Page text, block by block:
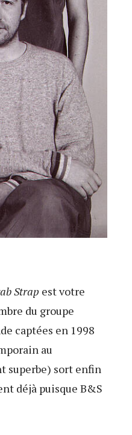
Strapest votre
du groupe
captées en 1998
au
superbe) sort enfin
déjà puisque B&S